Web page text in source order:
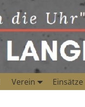
Verein Einsätze